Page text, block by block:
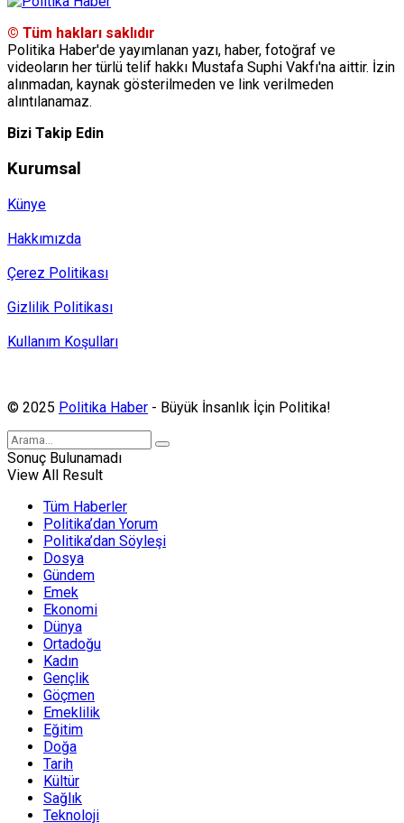
© Tüm hakları saklıdır
Politika Haber'de yayımlanan yazı, haber, fotoğraf ve
videoların her türlü telif hakkı Mustafa Suphi Vakfı'na aittir. İzin
alınmadan, kaynak gösterilmeden ve link verilmeden
alıntılanamaz.
Bizi Takip Edin
Kurumsal
Künye
Hakkımızda
Çerez Politikası
Gizlilik Politikası
Kullanım Koşulları
© 2025 Politika Haber - Büyük İnsanlık İçin Politika!
Sonuç Bulunamadı
View All Result
Tüm Haberler
Politika’dan Yorum
Politika’dan Söyleşi
Dosya
Gündem
Emek
Ekonomi
Dünya
Ortadoğu
Kadın
Gençlik
Göçmen
Emeklilik
Eğitim
Doğa
Tarih
Kültür
Sağlık
Teknoloji